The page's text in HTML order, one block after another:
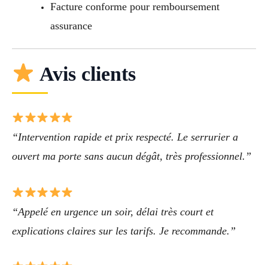
Facture conforme pour remboursement
assurance
Avis clients
“Intervention rapide et prix respecté. Le serrurier a
ouvert ma porte sans aucun dégât, très professionnel.”
“Appelé en urgence un soir, délai très court et
explications claires sur les tarifs. Je recommande.”